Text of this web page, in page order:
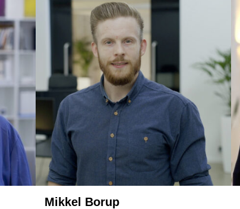
Mikkel Borup